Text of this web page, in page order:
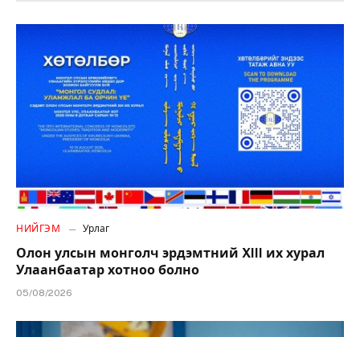
НИЙГЭМ Урлаг
Олон улсын монголч эрдэмтний XIII их хурал
Улаанбаатар хотноо болно
05/08/2026